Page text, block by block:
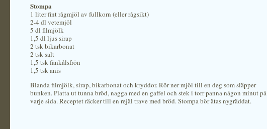
Stompa
1 liter fint rågmjöl av fullkorn (eller rågsikt)
2-4 dl vetemjöl
5 dl filmjölk
1,5 dl ljus sirap
2 tsk bikarbonat
2 tsk salt
1,5 tsk fänkålsfrön
1,5 tsk anis
Blanda filmjölk, sirap, bikarbonat och kryddor. Rör ner mjöl till en deg som släpper
bunken. Platta ut tunna bröd, nagga med en gaffel och stek i torr panna någon minut på
varje sida. Receptet räcker till en rejäl trave med bröd. Stompa bör ätas nygräddat.